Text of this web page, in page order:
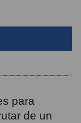
para
de un